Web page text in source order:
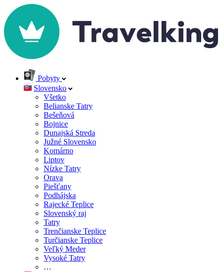
Pobyty
Slovensko
Všetko
Belianske Tatry
Bešeňová
Bojnice
Dunajská Streda
Južné Slovensko
Komárno
Liptov
Nízke Tatry
Orava
Piešťany
Podhájska
Rajecké Teplice
Slovenský raj
Tatry
Trenčianske Teplice
Turčianske Teplice
Veľký Meder
Vysoké Tatry
…